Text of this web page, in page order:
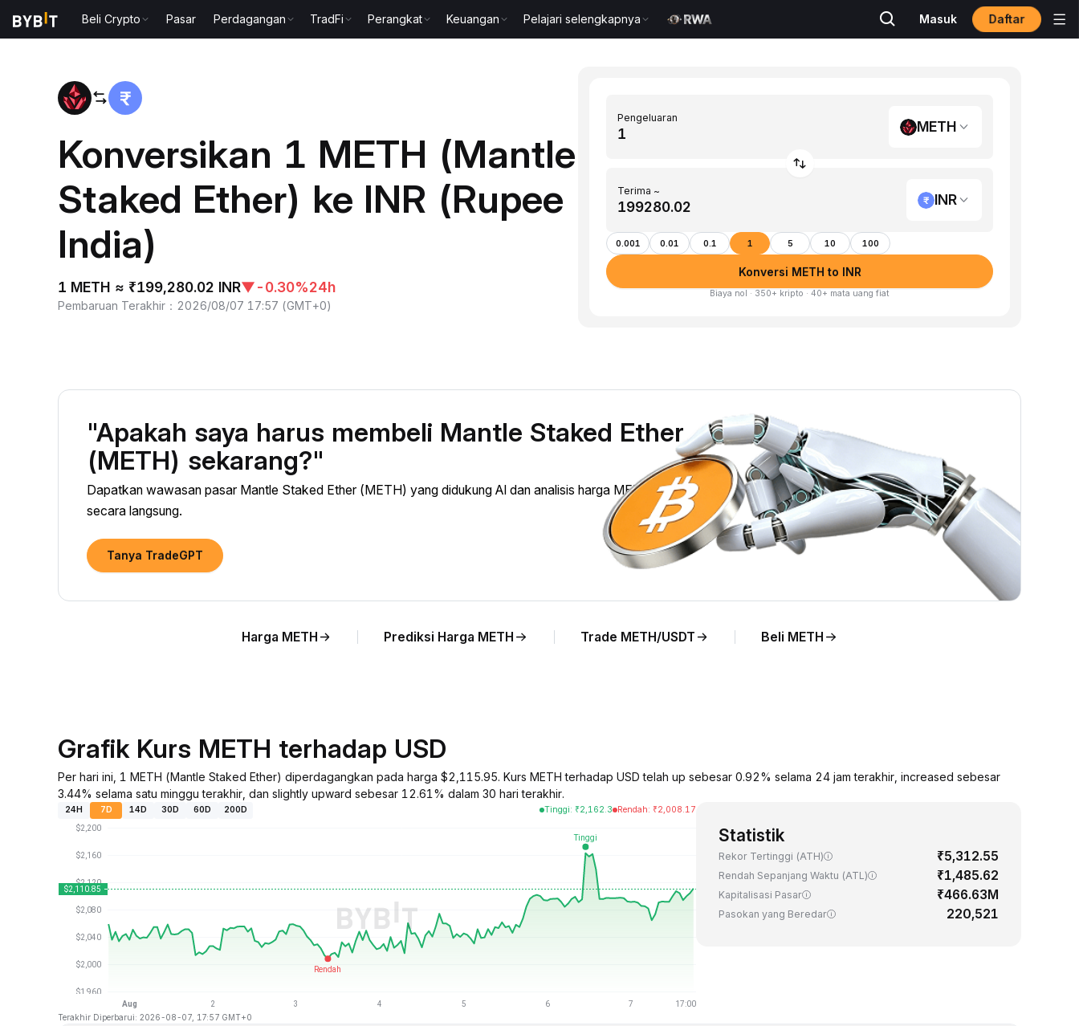
Beli Crypto Pasar Perdagangan TradFi Perangkat Keuangan Pelajari selengkapnya Masuk Daftar
Konversikan 1 METH (Mantle
Staked Ether) ke INR (Rupee
India)
1 METH ≈ ₹199,280.02 INR▼-0.30%24h
Pembaruan Terakhir ： 2026/08/07 17:57 (GMT+0)
Pengeluaran
METH
Terima ~
INR
0.001 0.01 0.1 1 5 10 100
Konversi METH to INR
Biaya nol · 350+ kripto · 40+ mata uang fiat
"Apakah saya harus membeli Mantle Staked Ether
(METH) sekarang?"
Dapatkan wawasan pasar Mantle Staked Ether (METH) yang didukung AI dan analisis harga METH terhadap INR
secara langsung.
Tanya TradeGPT
Harga METH Prediksi Harga METH Trade METH/USDT Beli METH
Grafik Kurs METH terhadap USD
Per hari ini, 1 METH (Mantle Staked Ether) diperdagangkan pada harga $2,115.95. Kurs METH terhadap USD telah up sebesar 0.92% selama 24 jam terakhir, increased sebesar
3.44% selama satu minggu terakhir, dan slightly upward sebesar 12.61% dalam 30 hari terakhir.
24H 7D 14D 30D 60D 200D Tinggi: ₹2,162.3 Rendah: ₹2,008.17
Terakhir Diperbarui: 2026-08-07, 17:57 GMT+0
Statistik
Rekor Tertinggi (ATH) ₹5,312.55
Rendah Sepanjang Waktu (ATL) ₹1,485.62
Kapitalisasi Pasar ₹466.63M
Pasokan yang Beredar 220,521